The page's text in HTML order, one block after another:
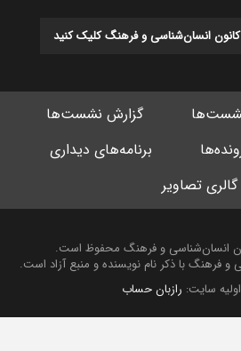
انسان‌شناسی و فرهنگ کلیک کنید
گزارش نشست‌ها
برنامه‌های دیداری
گالری تصاویر
انسان‌شناسی و فرهنگ محفوظ است.
فرهنگ با ذکر نام نویسنده و منبع آزاد است.
سایت:رازبان حساب